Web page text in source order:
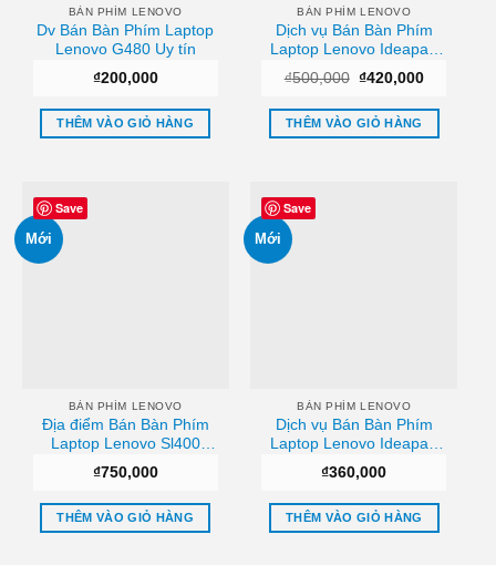
BÀN PHÍM LENOVO
Dv Bán Bàn Phím Laptop
Lenovo G480 Uy tín
₫200,000
THÊM VÀO GIỎ HÀNG
BÀN PHÍM LENOVO
Dịch vụ Bán Bàn Phím
Laptop Lenovo Ideapad
Giữa ) Sài gòn
₫500,000 Giá
là:
₫500,000.
₫420,000Giá
tại
₫420,000.
THÊM VÀO GIỎ HÀNG
Save
Mới
BÀN PHÍM LENOVO
Địa điểm Bán Bàn Phím
Laptop Lenovo Sl400
₫750,000
THÊM VÀO GIỎ HÀNG
Save
Mới
BÀN PHÍM LENOVO
Dịch vụ Bán Bàn Phím
Laptop Lenovo Ideapad
₫360,000
THÊM VÀO GIỎ HÀNG